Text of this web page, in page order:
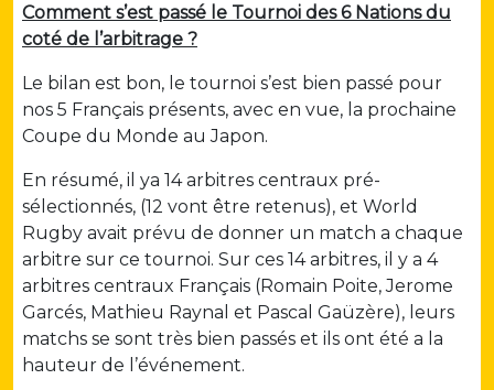
Comment s’est passé le Tournoi des 6 Nations du
coté de l’arbitrage ?
Le bilan est bon, le tournoi s’est bien passé pour
nos 5 Français présents, avec en vue, la prochaine
Coupe du Monde au Japon.
En résumé, il ya 14 arbitres centraux pré-
sélectionnés, (12 vont être retenus), et World
Rugby avait prévu de donner un match a chaque
arbitre sur ce tournoi. Sur ces 14 arbitres, il y a 4
arbitres centraux Français (Romain Poite, Jerome
Garcés, Mathieu Raynal et Pascal Gaüzère), leurs
matchs se sont très bien passés et ils ont été a la
hauteur de l’événement.